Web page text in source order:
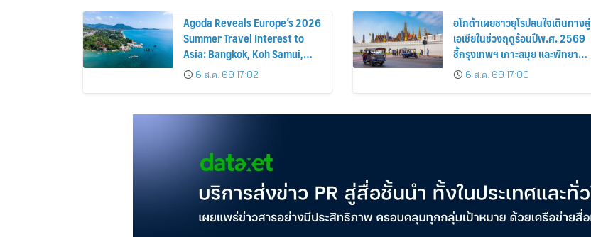
Agoda Reveals Europe’s 2026
Summer Travel Interest to
Asia: Bangkok, Koh Samui,
and Pattaya Among the Top
Cities
6 ส.ค. 69 17:02
อโกด้าเผยชาวยุโรปสนใจเดินทางสู่
เอเชียในช่วงฤดูร้อนปีพ.ศ. 2569
ชี้กรุงเทพฯ เกาะสมุย และพัทยา
ติดอันดับเมืองยอดนิยม
6 ส.ค. 69 17:00